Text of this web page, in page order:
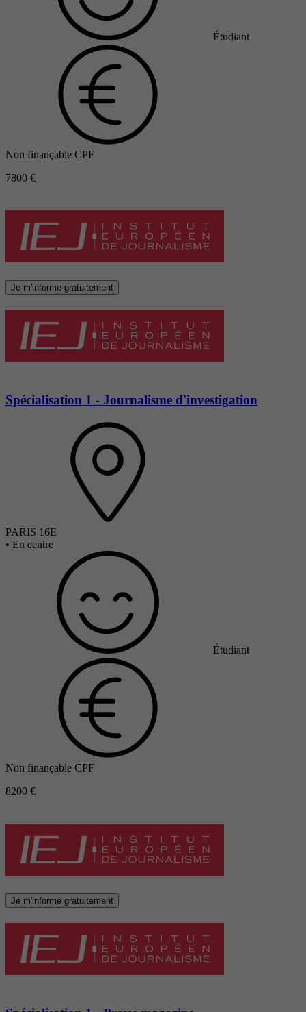
Étudiant
Non finançable CPF
7800 €
Je m'informe gratuitement
Spécialisation 1 - Journalisme d'investigation
PARIS 16E
• En centre
Étudiant
Non finançable CPF
8200 €
Je m'informe gratuitement